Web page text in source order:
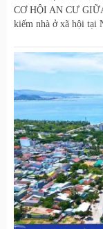
CƠ HỘI AN CƯ
kiếm nhà ở xã hội tại